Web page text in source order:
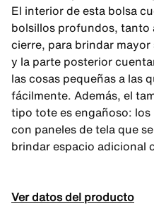
El interior de esta bolsa
bolsillos profundos, tanto
cierre, para brindar
y la parte posterior
las cosas pequeñas a las
fácilmente. Además, el
tipo tote es engañoso:
con paneles de tela que
brindar espacio adicional
Ver datos del producto